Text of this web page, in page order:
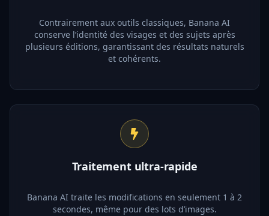
Contrairement aux outils classiques, Banana AI
conserve l’identité des visages et des sujets après
plusieurs éditions, garantissant des résultats naturels
et cohérents.
Traitement ultra-rapide
Banana AI traite les modifications en seulement 1 à 2
secondes, même pour des lots d’images.